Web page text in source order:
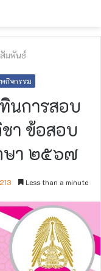
มพันธ์
กิจกรรม
นการสอบ
า ข้อสอบ
ษา ๒๕๖๗
Less than a minute